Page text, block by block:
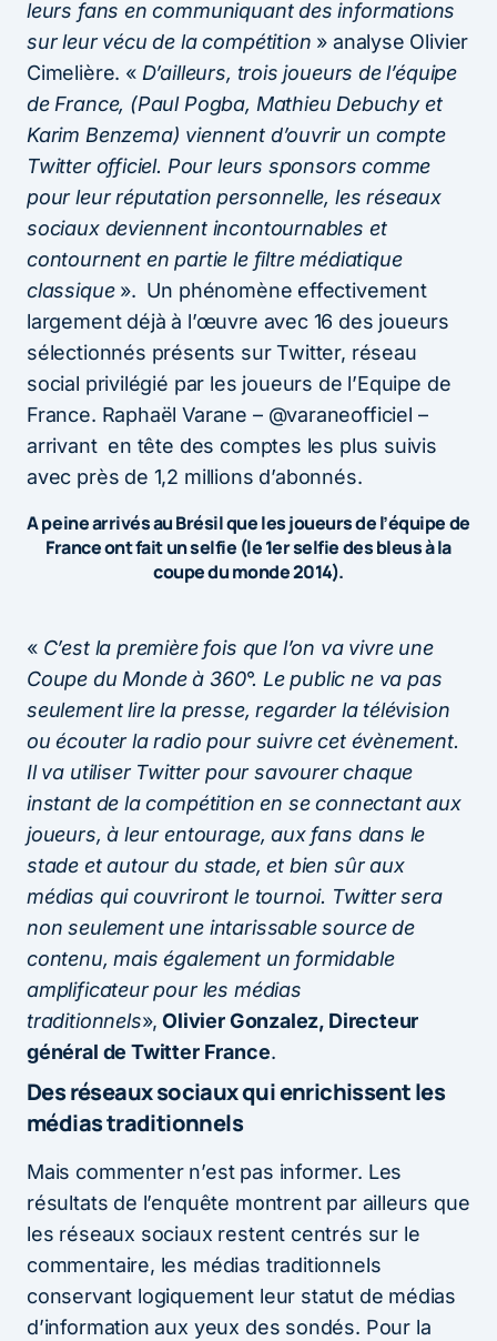
leurs fans en communiquant des informations
sur leur vécu de la compétition » analyse Olivier
Cimelière. « D’ailleurs, trois joueurs de l’équipe
de France, (Paul Pogba, Mathieu Debuchy et
Karim Benzema) viennent d’ouvrir un compte
Twitter officiel. Pour leurs sponsors comme
pour leur réputation personnelle, les réseaux
sociaux deviennent incontournables et
contournent en partie le filtre médiatique
classique». Un phénomène effectivement
largement déjà à l’œuvre avec 16 des joueurs
sélectionnés présents sur Twitter, réseau
social privilégié par les joueurs de l’Equipe de
France. Raphaël Varane – @varaneofficiel –
arrivant en tête des comptes les plus suivis
avec près de 1,2 millions d’abonnés.
A peine arrivés au Brésil que les joueurs de l’équipe de
France ont fait un selfie (le 1er selfie des bleus à la
coupe du monde 2014).
« C’est la première fois que l’on va vivre une
Coupe du Monde à 360°. Le public ne va pas
seulement lire la presse, regarder la télévision
ou écouter la radio pour suivre cet évènement.
Il va utiliser Twitter pour savourer chaque
instant de la compétition en se connectant aux
joueurs, à leur entourage, aux fans dans le
stade et autour du stade, et bien sûr aux
médias qui couvriront le tournoi. Twitter sera
non seulement une intarissable source de
contenu, mais également un formidable
amplificateur pour les médias
traditionnels», Olivier Gonzalez, Directeur
général de Twitter France.
Des réseaux sociaux qui enrichissent les
médias traditionnels
Mais commenter n’est pas informer. Les
résultats de l’enquête montrent par ailleurs que
les réseaux sociaux restent centrés sur le
commentaire, les médias traditionnels
conservant logiquement leur statut de médias
d’information aux yeux des sondés. Pour la